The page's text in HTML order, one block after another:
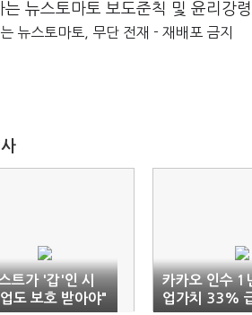
는 뉴스토마토 보도준칙 및 윤리강
뉴스토마토, 무단 전재 - 재배포 금지
트가 '갑'인 시
도 보호 받아야"
카카오 인수 1
업가치 33%